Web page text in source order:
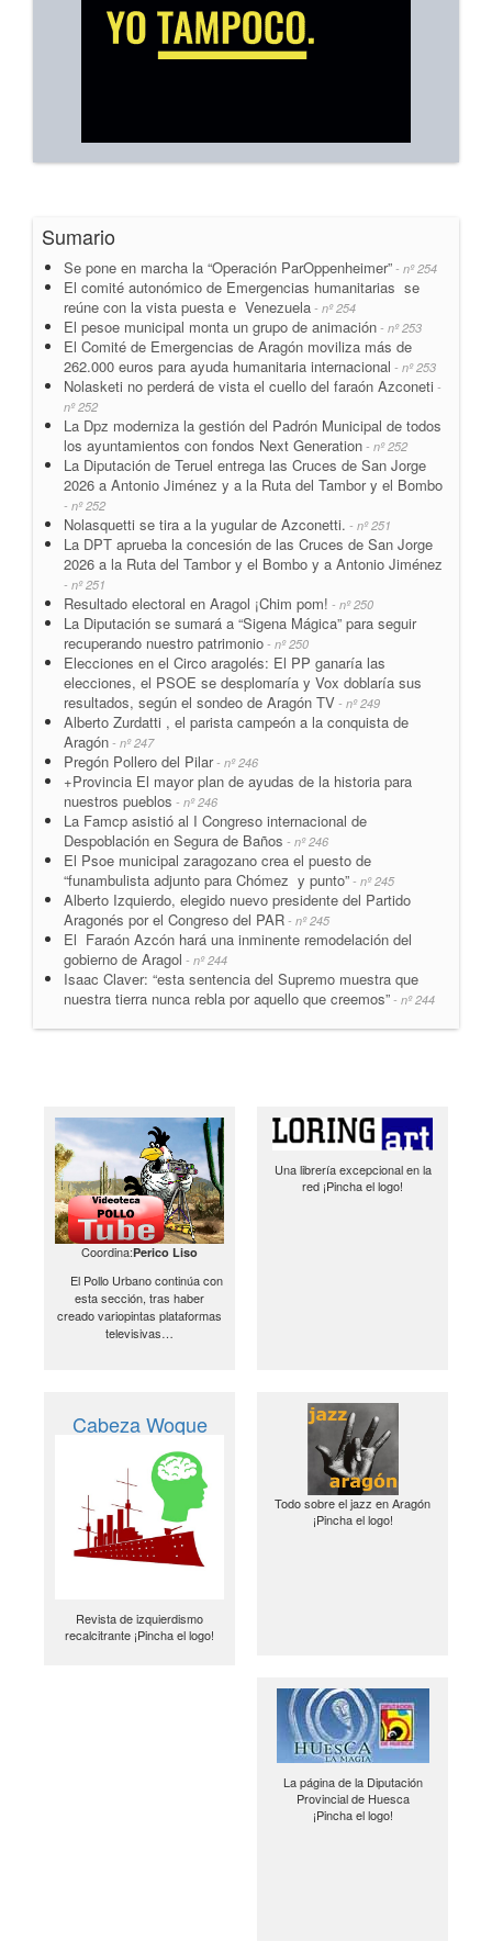
Sumario
Se pone en marcha la “Operación ParOppenheimer” - nº 254
El comité autonómico de Emergencias humanitarias se
reúne con la vista puesta e Venezuela - nº 254
El pesoe municipal monta un grupo de animación - nº 253
El Comité de Emergencias de Aragón moviliza más de
262.000 euros para ayuda humanitaria internacional - nº 253
Nolasketi no perderá de vista el cuello del faraón Azconeti -
nº 252
La Dpz moderniza la gestión del Padrón Municipal de todos
los ayuntamientos con fondos Next Generation - nº 252
La Diputación de Teruel entrega las Cruces de San Jorge
2026 a Antonio Jiménez y a la Ruta del Tambor y el Bombo
- nº 252
Nolasquetti se tira a la yugular de Azconetti. - nº 251
La DPT aprueba la concesión de las Cruces de San Jorge
2026 a la Ruta del Tambor y el Bombo y a Antonio Jiménez
- nº 251
Resultado electoral en Aragol ¡Chim pom! - nº 250
La Diputación se sumará a “Sigena Mágica” para seguir
recuperando nuestro patrimonio - nº 250
Elecciones en el Circo aragolés: El PP ganaría las
elecciones, el PSOE se desplomaría y Vox doblaría sus
resultados, según el sondeo de Aragón TV - nº 249
Alberto Zurdatti , el parista campeón a la conquista de
Aragón - nº 247
Pregón Pollero del Pilar- nº 246
+Provincia El mayor plan de ayudas de la historia para
nuestros pueblos - nº 246
La Famcp asistió al I Congreso internacional de
Despoblación en Segura de Baños - nº 246
El Psoe municipal zaragozano crea el puesto de
“funambulista adjunto para Chómez y punto” - nº 245
Alberto Izquierdo, elegido nuevo presidente del Partido
Aragonés por el Congreso del PAR - nº 245
El Faraón Azcón hará una inminente remodelación del
gobierno de Aragol - nº 244
Isaac Claver: “esta sentencia del Supremo muestra que
nuestra tierra nunca rebla por aquello que creemos” - nº 244
Coordina:Perico Liso
El Pollo Urbano continúa con
esta sección, tras haber
creado variopintas plataformas
televisivas…
Una librería excepcional en la
red ¡Pincha el logo!
Cabeza Woque
Revista de izquierdismo
recalcitrante ¡Pincha el logo!
Todo sobre el jazz en Aragón
¡Pincha el logo!
La página de la Diputación
Provincial de Huesca
¡Pincha el logo!